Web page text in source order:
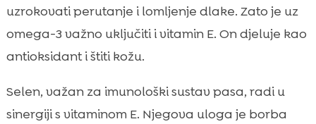
uzrokovati perutanje i lomljenje dlake. Zato je uz
omega-3 važno uključiti i vitamin E. On djeluje kao
antioksidant i štiti kožu.
Selen, važan za imunološki sustav pasa, radi u
sinergiji s vitaminom E. Njegova uloga je borba